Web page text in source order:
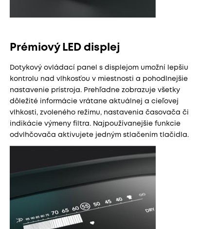
Prémiový LED displej
Dotykový ovládací panel s displejom umožní lepšiu
kontrolu nad vlhkosťou v miestnosti a pohodlnejšie
nastavenie prístroja. Prehľadne zobrazuje všetky
dôležité informácie vrátane aktuálnej a cieľovej
vlhkosti, zvoleného režimu, nastavenia časovača či
indikácie výmeny filtra. Najpoužívanejšie funkcie
odvlhčovača aktivujete jedným stlačením tlačidla.